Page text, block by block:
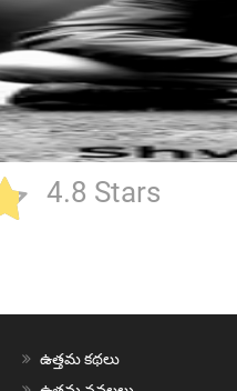
4.8 Stars
ఉత్తమ కథలు